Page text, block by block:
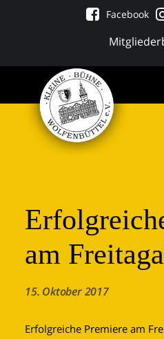
Facebook
am
15. Oktober 2017
Erfolgreiche Premiere am